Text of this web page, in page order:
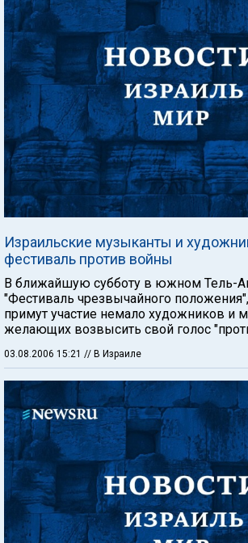
Израильские музыканты и
фестиваль против войны
В ближайшую субботу в южном Тель-
"Фестиваль чрезвычайного
примут участие немало художников и
желающих возвысить свой голос
03.08.2006 15:21 // В Израиле